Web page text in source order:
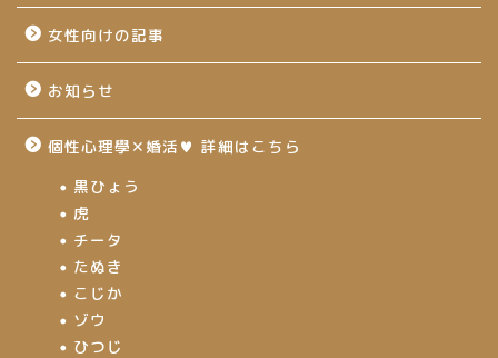
女性向けの記事
お知らせ
個性心理學✕婚活♥ 詳細はこちら
黒ひょう
虎
チータ
たぬき
こじか
ゾウ
ひつじ